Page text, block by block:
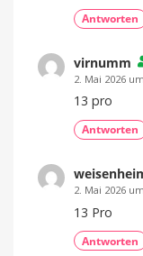
Antworten
virnumm
2. Mai 2026
13 pro
Antworten
2. Mai 2026
13 Pro
Antworten